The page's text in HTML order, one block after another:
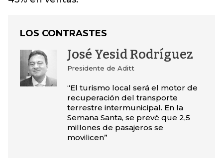
LOS CONTRASTES
José Yesid Rodríguez
Presidente de Aditt
“El turismo local será el motor de
recuperación del transporte
terrestre intermunicipal. En la
Semana Santa, se prevé que 2,5
millones de pasajeros se
movilicen”